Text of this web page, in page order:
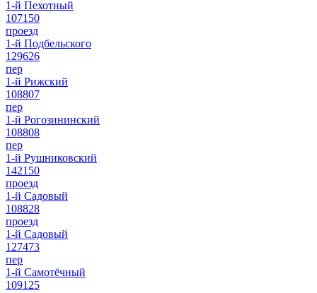
1-й Пехотный
107150
проезд
1-й Подбельского
129626
пер
1-й Рижский
108807
пер
1-й Рогозининский
108808
пер
1-й Рушниковский
142150
проезд
1-й Садовый
108828
проезд
1-й Садовый
127473
пер
1-й Самотёчный
109125